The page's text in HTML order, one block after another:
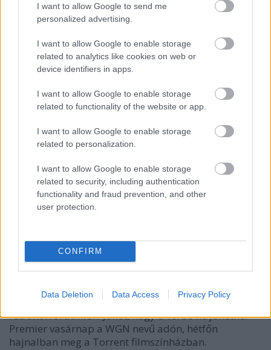
I want to allow Google to send me
personalized advertising.
I want to allow Google to enable storage
related to analytics like cookies on web or
device identifiers in apps.
I want to allow Google to enable storage
related to functionality of the website or app.
I want to allow Google to enable storage
related to personalization.
I want to allow Google to enable storage
related to security, including authentication
functionality and fraud prevention, and other
user protection.
CONFIRM
Data Deletion Data Access Privacy Policy
közel a pinájához. Aztán…
sixx•2014. április 16.
Boszorkányüldözéses, kosztümös
retróhorrorthriller? Jöhet, hogy a vérbe ne jöhetne.
Premier vasárnap a WGN nevű adón, hétfőn
hajnalban meg a Torrent filmszínházban.